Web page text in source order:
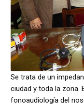
Se trata de un
ciudad y toda la zona.
fonoaudiología del